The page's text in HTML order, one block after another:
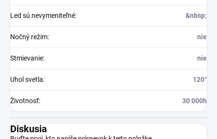
Led sú nevymeniteľné: &nbsp;
Nočný režim: nie
Stmievanie: nie
Uhol svetla: 120°
Životnosť: 30 000h
Diskusia